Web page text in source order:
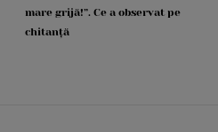
mare grijă!”. Ce a observat pe
chitanță